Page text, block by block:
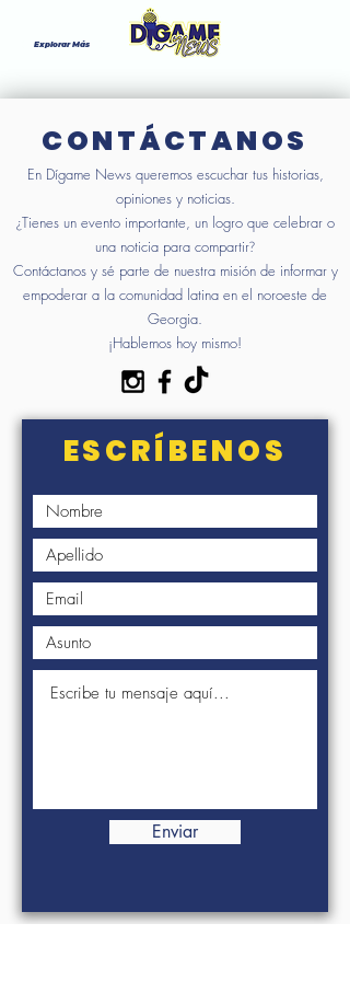
Explorar Más
CONTÁCTANOS
En Dígame News queremos escuchar tus historias,
opiniones y noticias.
¿Tienes un evento importante, un logro que celebrar o
una noticia para compartir?
Contáctanos y sé parte de nuestra misión de informar y
empoderar a la comunidad latina en el noroeste de
Georgia.
¡Hablemos hoy mismo!
ESCRÍBENOS
Enviar